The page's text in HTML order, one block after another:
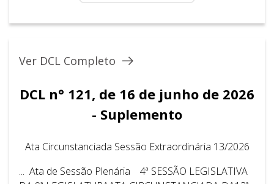
Ver DCL Completo
DCL n° 121, de 16 de junho de 2026
- Suplemento
Ata Circunstanciada Sessão Extraordinária 13/2026
... Ata de Sessão Plenária 4ª SESSÃO LEGISLATIVA